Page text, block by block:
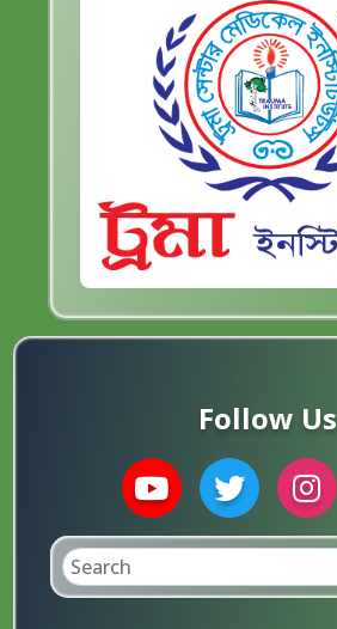
Follow Us